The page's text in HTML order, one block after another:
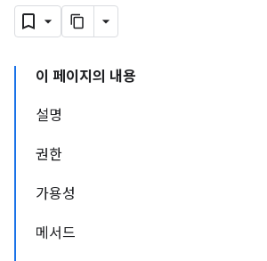
이 페이지의 내용
설명
권한
가용성
메서드